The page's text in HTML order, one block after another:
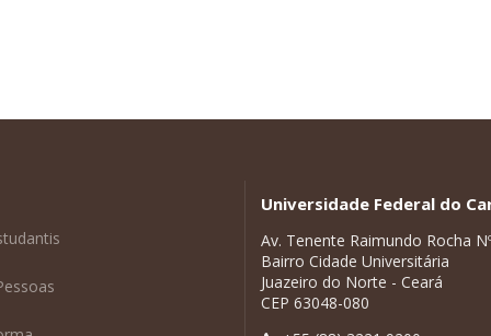
Universidade Federal do
Av. Tenente Raimundo Rocha
Bairro Cidade Universitária
Juazeiro do Norte - Ceará
CEP 63048-080